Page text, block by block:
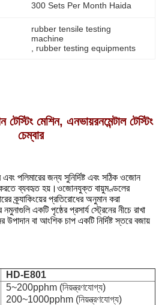
300 Sets Per Month Haida
rubber tensile testing
machine
rubber testing equipments
মেশিন, এনভায়রনমেন্টাল টেস্টিং
চেম্বার
পলিমারের জন্য সুনির্দিষ্ট এবং সঠিক ওজোন
ব্যবহৃত হয়।ওজোনযুক্ত বায়ুমণ্ডলের
ক্র্যাকিংয়ের প্রতিরোধের অনুমান করা
একটি পৃষ্ঠের প্রসার্য স্ট্রেনের নীচে রাখা
উপাদান বা আংশিক চাপ একটি নির্দিষ্ট স্তরে বজায়
HD-E801
5~200pphm (নিয়ন্ত্রণযোগ্য)
200~1000pphm (নিয়ন্ত্রণযোগ্য)